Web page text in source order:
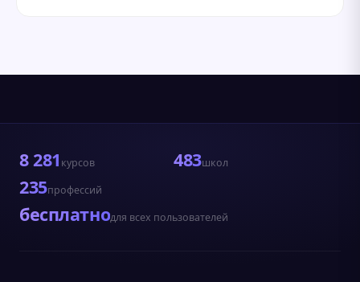
8 281 курсов 483школ
235профессий
бесплатнодля всех пользователей